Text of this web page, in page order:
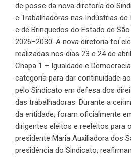
de posse da nova diretoria do
e Trabalhadoras nas Indústrias
e de Brinquedos do Estado de
2026–2030. A nova diretoria foi
realizadas nos dias 23 e 24 de
Chapa 1 – Igualdade e
categoria para dar continuidade
pelo Sindicato em defesa dos
das trabalhadoras. Durante a
da entidade, foram oficialmente
dirigentes eleitos e reeleitos para
presidente Maria Auxiliadora dos
presidência do Sindicato,